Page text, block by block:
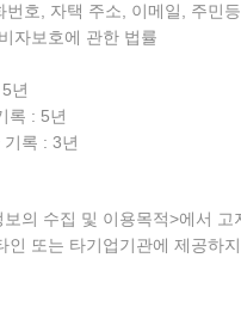
호, 자택 주소, 이메일, 주민
자보호에 관한 법률
년
록 : 5년
록 : 3년
의 수집 및 이용목적>에서
인 또는 타기업기관에 제공하